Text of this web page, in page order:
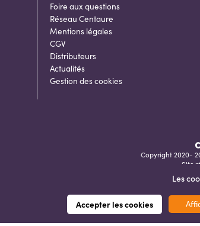
Foire aux questions
Réseau Centaure
Mentions légales
CGV
Distributeurs
Actualités
Gestion des cookies
Copyright 2020-
Site
Les
Accepter les cookies